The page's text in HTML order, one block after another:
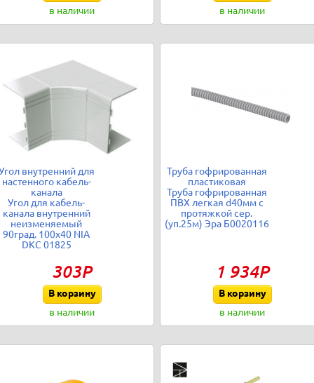
в наличии
в наличии
внутренний для
настенного кабель-
канала
Угол для кабель-
канала внутренний
неизменяемый
90град. 100х40 NIA
DKC 01825
303Р
В корзину
в наличии
Труба гофрированная
пластиковая
Труба гофрированная
ПВХ легкая d40мм с
протяжкой сер.
(уп.25м) Эра Б0020116
1 934Р
В корзину
в наличии